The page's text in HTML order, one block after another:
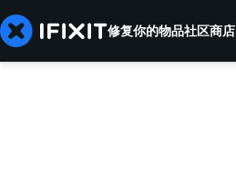
修复你的物品社区商店